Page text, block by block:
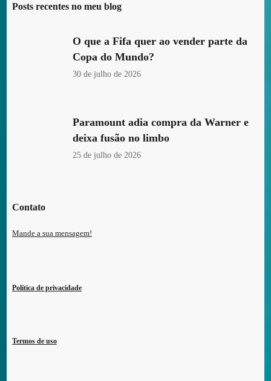
Posts recentes no meu blog
O que a Fifa quer ao vender parte da
Copa do Mundo?
30 de julho de 2026
Paramount adia compra da Warner e
deixa fusão no limbo
25 de julho de 2026
Contato
Mande a sua mensagem!
Política de privacidade
Termos de uso